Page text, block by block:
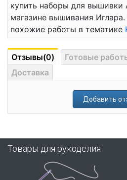
купить наборы для вышивки
магазине вышивания
похожие работы в тематике
Отзывы(0) Готовые
Доставка
Добавить
Товары для рукоделия